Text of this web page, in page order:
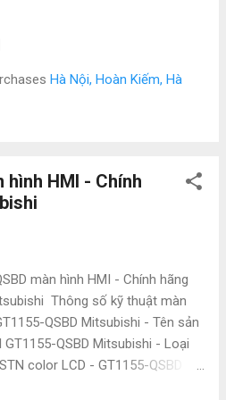
- Tốc độ quay: 1800 r/phút -
1.3 kg - Sản phẩm được
Festo, Norgen và các sản phẩm
là hàng nhập nên có giá cực kì
hệ ngay với em ạ: • Mr Đạt
: natatech006@gmail.com •
Các sản phẩm
100AN ZKG-10AN ZKG-10YN
20YN ZKG-50AN ZKG-50YN
5YN ZX-0.3YN-24 ZX-0.3YN-
Hà Nội, Hoàn Kiếm, Hà
hình HMI - Chính
màn hình HMI - Chính hãng
Thông số kỹ thuật màn
QSBD Mitsubishi - Tên sản
GT1155-QSBD Mitsubishi - Loại
color LCD - GT1155-QSBD